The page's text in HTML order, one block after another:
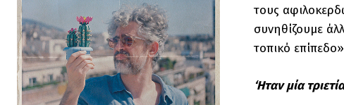
τους
συνηθίζουμε
τοπικό
‘Ηταν μία